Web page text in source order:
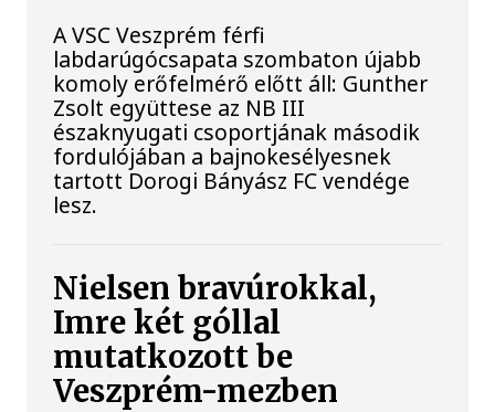
A VSC Veszprém férfi
labdarúgócsapata szombaton újabb
komoly erőfelmérő előtt áll: Gunther
Zsolt együttese az NB III
északnyugati csoportjának második
fordulójában a bajnokesélyesnek
tartott Dorogi Bányász FC vendége
lesz.
Nielsen bravúrokkal,
Imre két góllal
mutatkozott be
Veszprém-mezben